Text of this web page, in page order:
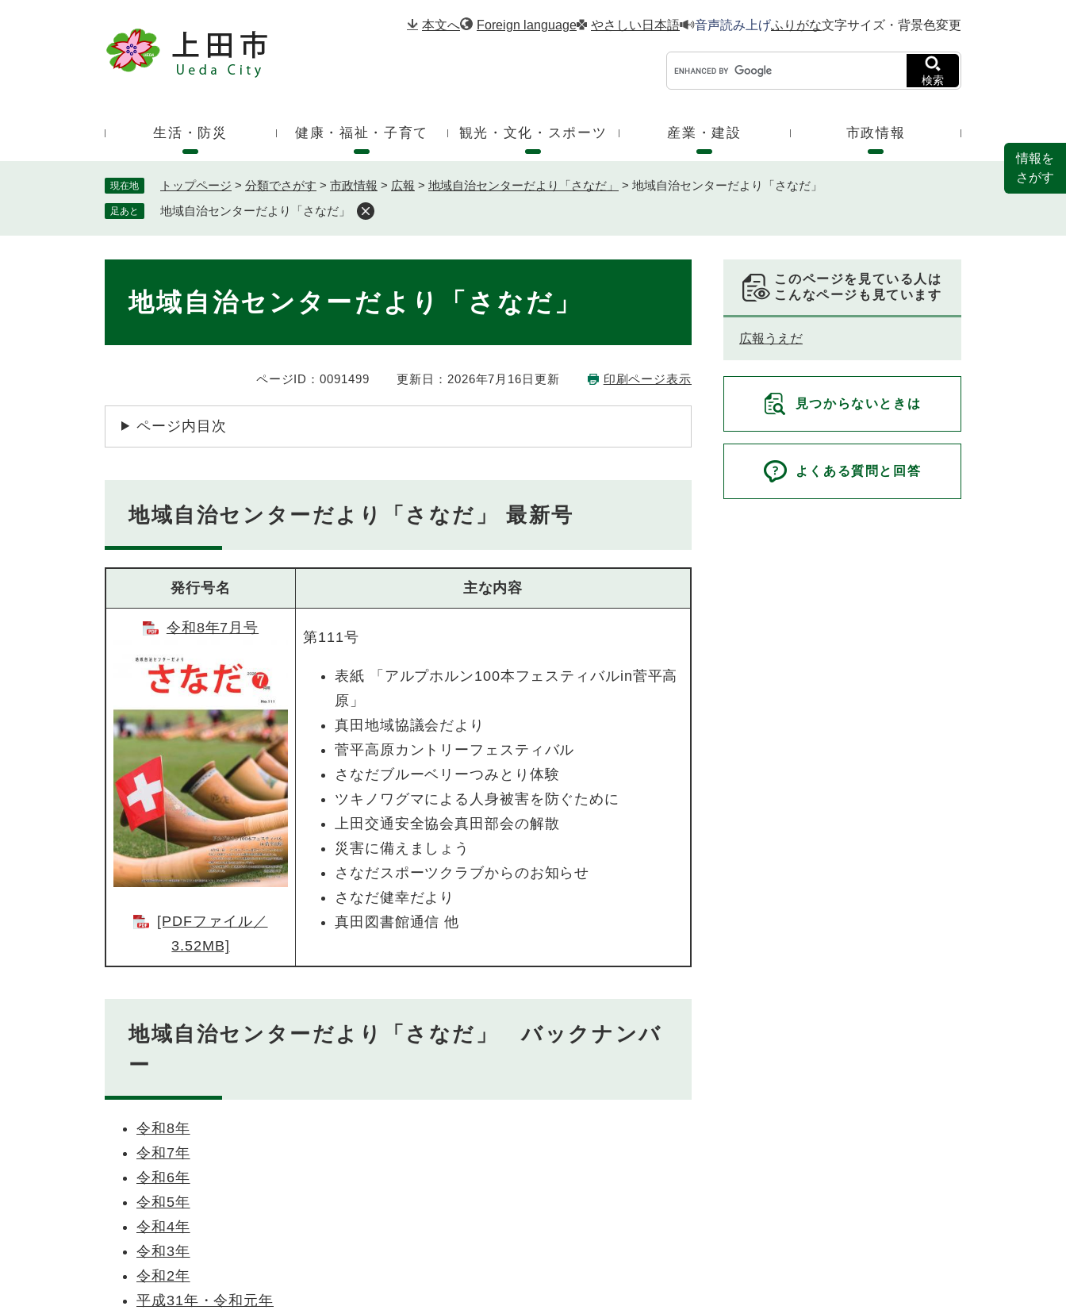
。
本文へ Foreign language やさしい日本語 音声読み上げふりがな文字サイズ・背景色変更
ド
検索
生活・防災 健康・福祉・子育て 観光・文化・スポーツ 産業・建設 市政情報
現在地 トップページ > 分類でさがす > 市政情報 > 広報 > 地域自治センターだより「さなだ」 > 地域自治センターだより「さなだ」
足あと 地域自治センターだより「さなだ」
地域自治センターだより「さなだ」
ページID：0091499 更新日：2026年7月16日更新 印刷ページ表示
ページ内目次
地域自治センターだより「さなだ」 最新号
発行号名 主な内容
令和8年7月号
[PDFファイル／
3.52MB]
第111号
​​表紙 「アルプホルン100本フェスティバルin菅平高
原」
真田地域協議会だより
菅平高原カントリーフェスティバル
さなだブルーベリーつみとり体験
ツキノワグマによる人身被害を防ぐために
上田交通安全協会真田部会の解散
災害に備えましょう
さなだスポーツクラブからのお知らせ
さなだ健幸だより
真田図書館通信 他
地域自治センターだより「さなだ」 バックナンバ
ー
令和8年
令和7年
令和6年
令和5年
令和4年
令和3年
令和2年
平成31年・令和元年
このページを見ている人は
こんなページも見ています
広報うえだ
見つからないときは
よくある質問と回答
情報を
さがす